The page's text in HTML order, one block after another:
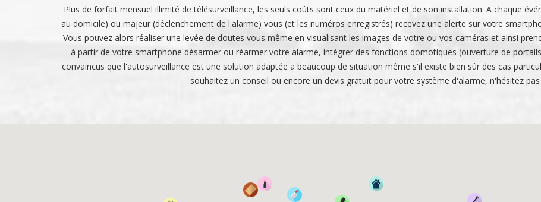
Plus de forfait mensuel illimité de télésurveillance, les seuls coûts sont ceux du matériel et de son installation. A chaque
au domicile) ou majeur (déclenchement de l'alarme) vous (et les numéros enregistrés) recevez une alerte sur votre
Vous pouvez alors réaliser une levée de doutes vous même en visualisant les images de votre ou vos caméras et ainsi
à partir de votre smartphone désarmer ou réarmer votre alarme, intégrer des fonctions domotiques (ouverture de
convaincus que l'autosurveillance est une solution adaptée a beaucoup de situation même s'il existe bien sûr des cas
souhaitez un conseil ou encore un devis gratuit pour votre système d'alarme, n'hésitez